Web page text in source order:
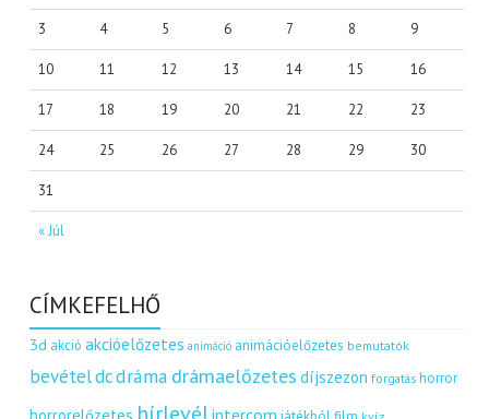
« Júl
3 4 5 6 7 8 9
10 11 12 13 14 15 16
17 18 19 20 21 22 23
24 25 26 27 28 29 30
31
CÍMKEFELHŐ
3d akció akcióelőzetes animáció animációelőzetes bemutatók
bevételdcdráma drámaelőzetes díjszezon forgatás horror